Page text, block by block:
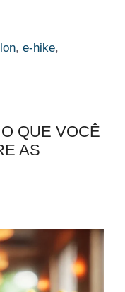
,e-hike,
QUE VOCÊ
AS